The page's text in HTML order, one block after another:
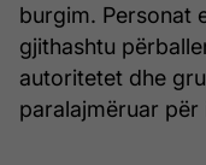
burgim. Personat
gjithashtu
autoritetet dhe
paralajmëruar